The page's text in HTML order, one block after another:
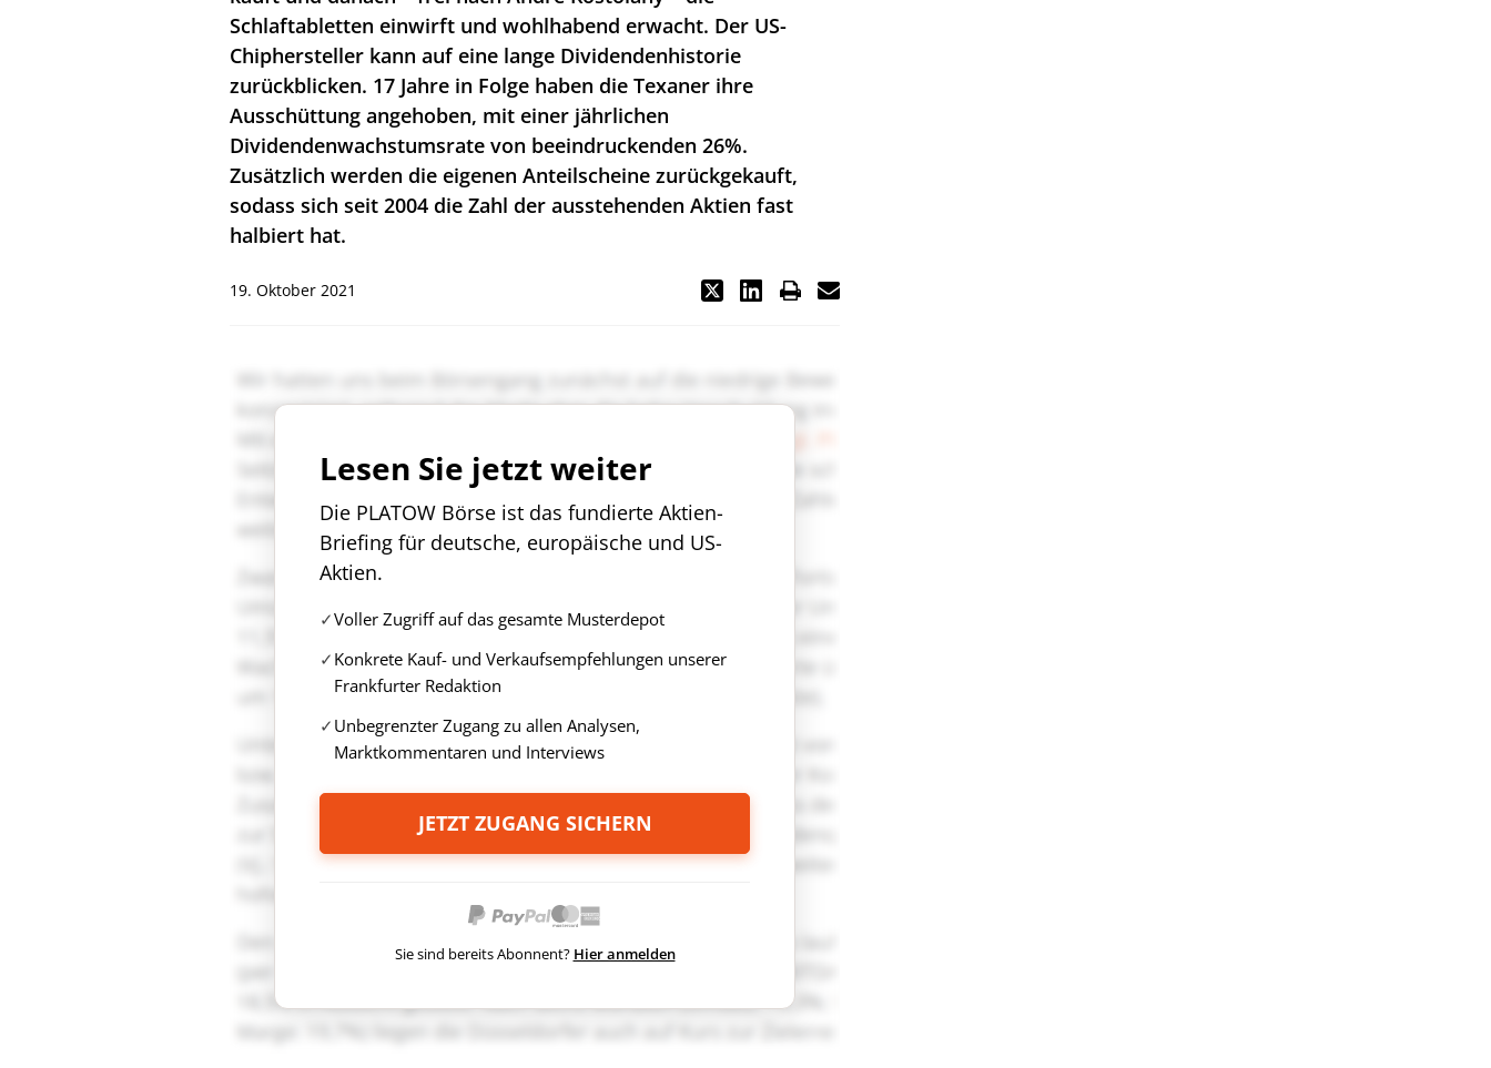
Schlaftabletten einwirft und wohlhabend erwacht. Der US-
Chiphersteller kann auf eine lange Dividendenhistorie
zurückblicken. 17 Jahre in Folge haben die Texaner ihre
Ausschüttung angehoben, mit einer jährlichen
Dividendenwachstumsrate von beeindruckenden 26%.
Zusätzlich werden die eigenen Anteilscheine zurückgekauft,
sodass sich seit 2004 die Zahl der ausstehenden Aktien fast
halbiert hat.
19. Oktober 2021
Lesen Sie jetzt weiter
Die PLATOW Börse ist das fundierte Aktien-
Briefing für deutsche, europäische und US-
Aktien.
Voller Zugriff auf das gesamte Musterdepot
Konkrete Kauf- und Verkaufsempfehlungen unserer
Frankfurter Redaktion
Unbegrenzter Zugang zu allen Analysen,
Marktkommentaren und Interviews
JETZT ZUGANG SICHERN
Sie sind bereits Abonnent? Hier anmelden